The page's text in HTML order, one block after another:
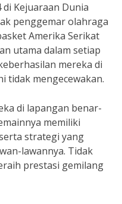
di Kejuaraan Dunia
penggemar olahraga
Amerika Serikat
utama dalam setiap
mereka di
tidak mengecewakan.
di lapangan benar-
memiliki
strategi yang
lawannya. Tidak
prestasi gemilang